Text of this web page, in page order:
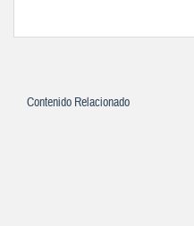
Contenido Relacionado